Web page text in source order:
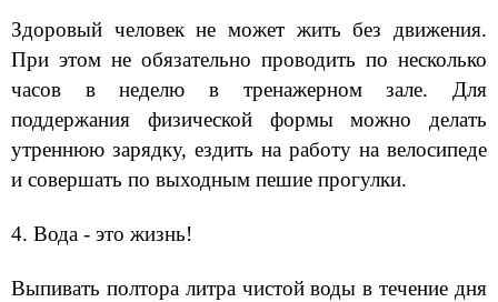
Здоровый человек не может жить без движения.
При этом не обязательно проводить по несколько
часов в неделю в тренажерном зале. Для
поддержания физической формы можно делать
утреннюю зарядку, ездить на работу на велосипеде
и совершать по выходным пешие прогулки.
4. Вода - это жизнь!
Выпивать полтора литра чистой воды в течение дня